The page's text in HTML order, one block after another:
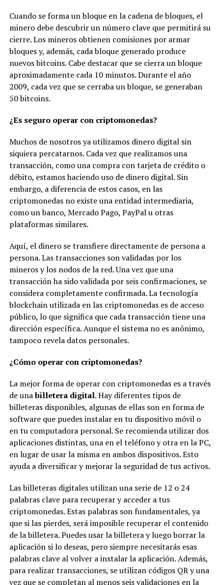
Cuando se forma un bloque en la cadena de bloques, el
minero debe descubrir un número clave que permitirá su
cierre. Los mineros obtienen comisiones por armar
bloques y, además, cada bloque generado produce
nuevos bitcoins. Cabe destacar que se cierra un bloque
aproximadamente cada 10 minutos. Durante el año
2009, cada vez que se cerraba un bloque, se generaban
50 bitcoins.
¿Es seguro operar con criptomonedas?
Muchos de nosotros ya utilizamos dinero digital sin
siquiera percatarnos. Cada vez que realizamos una
transacción, como una compra con tarjeta de crédito o
débito, estamos haciendo uso de dinero digital. Sin
embargo, a diferencia de estos casos, en las
criptomonedas no existe una entidad intermediaria,
como un banco, Mercado Pago, PayPal u otras
plataformas similares.
Aquí, el dinero se transfiere directamente de persona a
persona. Las transacciones son validadas por los
mineros y los nodos de la red. Una vez que una
transacción ha sido validada por seis confirmaciones, se
considera completamente confirmada. La tecnología
blockchain utilizada en las criptomonedas es de acceso
público, lo que significa que cada transacción tiene una
dirección específica. Aunque el sistema no es anónimo,
tampoco revela datos personales.
¿Cómo operar con criptomonedas?
La mejor forma de operar con criptomonedas es a través
de unabilletera digital. Hay diferentes tipos de
billeteras disponibles, algunas de ellas son en forma de
software que puedes instalar en tu dispositivo móvil o
en tu computadora personal. Se recomienda utilizar dos
aplicaciones distintas, una en el teléfono y otra en la PC,
en lugar de usar la misma en ambos dispositivos. Esto
ayuda a diversificar y mejorar la seguridad de tus activos.
Las billeteras digitales utilizan una serie de 12 o 24
palabras clave para recuperar y acceder a tus
criptomonedas. Estas palabras son fundamentales, ya
que si las pierdes, será imposible recuperar el contenido
de la billetera. Puedes usar la billetera y luego borrar la
aplicación si lo deseas, pero siempre necesitarás esas
palabras clave al volver a instalar la aplicación. Además,
para realizar transacciones, se utilizan códigos QR y una
vez que se completan al menos seis validaciones en la